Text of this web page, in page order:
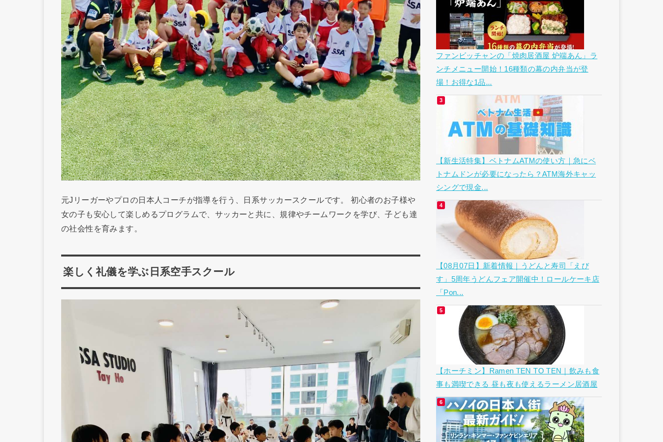
元Jリーガーやプロの日本人コーチが指導を行う、日系サッカースクールです。 初心者のお子様や
女の子も安心して楽しめるプログラムで、サッカーと共に、規律やチームワークを学び、子ども達
の社会性を育みます。
楽しく礼儀を学ぶ日系空手スクール
ファンビッチャンの「焼肉居酒屋 炉端あん」ラ
ンチメニュー開始！16種類の幕の内弁当が登
場！お得な1品...
【新生活特集】ベトナムATMの使い方｜急にベ
トナムドンが必要になったら？ATM海外キャッ
シングで現金...
【08月07日】新着情報｜うどんと寿司「えび
す」5周年うどんフェア開催中！ロールケーキ店
「Pon...
【ホーチミン】Ramen TEN TO TEN｜飲みも食
事も満喫できる 昼も夜も使えるラーメン居酒屋